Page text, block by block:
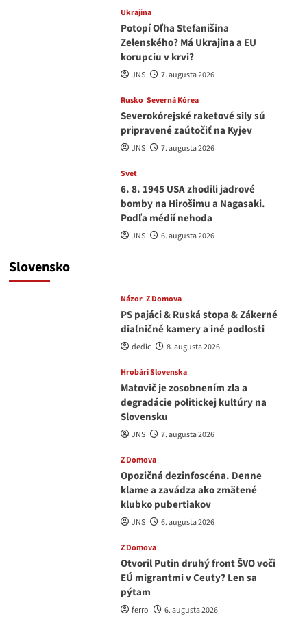
Ukrajina
Potopí Oľha Stefanišina
Zelenského? Má Ukrajina a EU
korupciu v krvi?
JNS 7. augusta 2026
Rusko Severná Kórea
Severokórejské raketové sily sú
pripravené zaútočiť na Kyjev
JNS 7. augusta 2026
Svet
6. 8. 1945 USA zhodili jadrové
bomby na Hirošimu a Nagasaki.
Podľa médií nehoda
JNS 6. augusta 2026
Slovensko
Názor Z Domova
PS pajáci & Ruská stopa & Zákerné
diaľničné kamery a iné podlosti
dedic 8. augusta 2026
Hrobári Slovenska
Matovič je zosobnením zla a
degradácie politickej kultúry na
Slovensku
JNS 7. augusta 2026
Z Domova
Opozičná dezinfoscéna. Denne
klame a zavádza ako zmätené
klubko pubertiakov
JNS 6. augusta 2026
Z Domova
Otvoril Putin druhý front ŠVO voči
EÚ migrantmi v Ceuty? Len sa
pýtam
ferro 6. augusta 2026